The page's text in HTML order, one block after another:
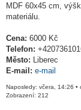
MDF 60x45 cm,
materiálu.
Cena: 6000 Kč
Telefon:
Město: Liberec
E-mail: e-mail
Naposledy: včera, 14:26 •
Zobrazení: 212